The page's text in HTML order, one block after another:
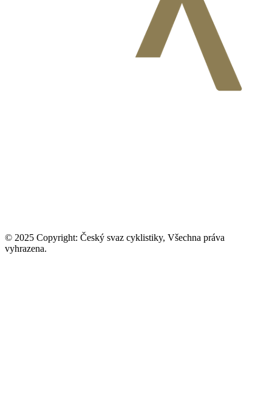
© 2025 Copyright: Český svaz cyklistiky, Všechna práva
vyhrazena.